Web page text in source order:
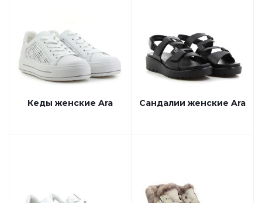
Кеды женские Ara Сандалии женские Ara